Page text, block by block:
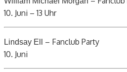
10. Juni – 13 Uhr
Lindsay Ell
– Fanclub Party
10. Juni